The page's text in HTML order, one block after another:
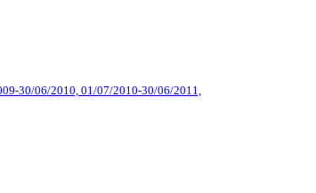
30/06/2010, 01/07/2010-30/06/2011,